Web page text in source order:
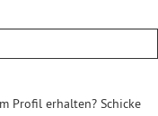
Profil erhalten? Schicke